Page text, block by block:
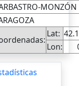
MONZÓN
Lat:
Lon: